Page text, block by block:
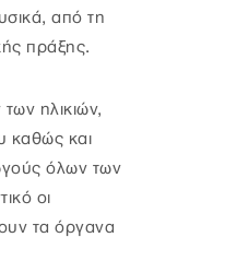
από τη
πράξης.
ηλικιών,
καθώς και
όλων των
οι
τα όργανα